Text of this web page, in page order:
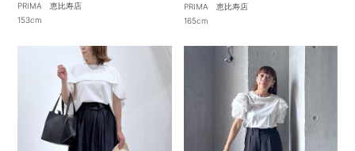
PRIMA 恵比寿店
153cm
PRIMA 恵比寿店
165cm